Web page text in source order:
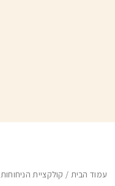
עמוד הבית / קולקציית הניחוחות